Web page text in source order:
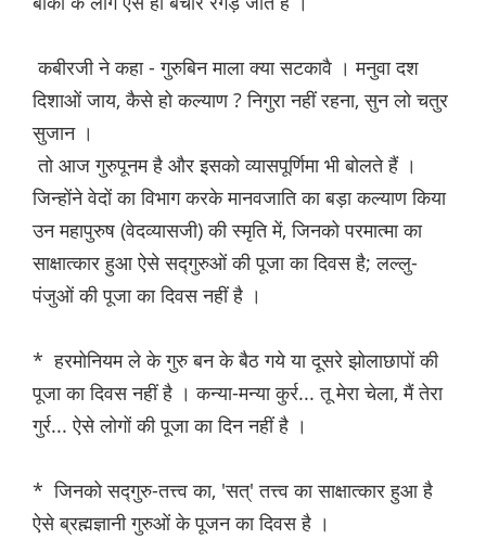
कबीरजी ने कहा - गुरुबिन माला क्या सटकावै । मनुवा दश
दिशाओं जाय, कैसे हो कल्याण ? निगुरा नहीं रहना, सुन लो चतुर
सुजान ।
तो आज गुरुपूनम है और इसको व्यासपूर्णिमा भी बोलते हैं ।
जिन्होंने वेदों का विभाग करके मानवजाति का बड़ा कल्याण किया
उन महापुरुष (वेदव्यासजी) की स्मृति में, जिनको परमात्मा का
साक्षात्कार हुआ ऐसे सद्गुरुओं की पूजा का दिवस है; लल्लु-
पंजुओं की पूजा का दिवस नहीं है ।
* हरमोनियम ले के गुरु बन के बैठ गये या दूसरे झोलाछापों की
पूजा का दिवस नहीं है । कन्या-मन्या कुर्र... तू मेरा चेला, मैं तेरा
गुर्र... ऐसे लोगों की पूजा का दिन नहीं है ।
* जिनको सद्गुरु-तत्त्व का, 'सत्' तत्त्व का साक्षात्कार हुआ है
ऐसे ब्रह्मज्ञानी गुरुओं के पूजन का दिवस है ।